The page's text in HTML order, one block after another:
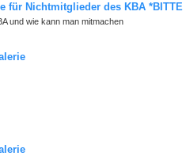
für Nichtmitglieder des KBA *BITTE
und wie kann man mitmachen